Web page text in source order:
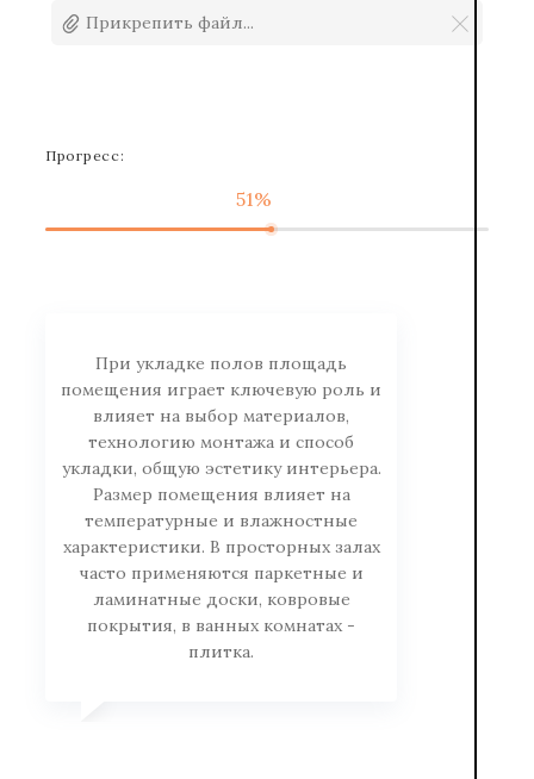
Прикрепить файл...
Прогресс:
51%
При укладке полов площадь
помещения играет ключевую роль и
влияет на выбор материалов,
технологию монтажа и способ
укладки, общую эстетику интерьера.
Размер помещения влияет на
температурные и влажностные
характеристики. В просторных залах
часто применяются паркетные и
ламинатные доски, ковровые
покрытия, в ванных комнатах -
плитка.